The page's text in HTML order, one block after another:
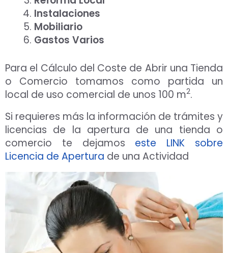
Instalaciones
Mobiliario
Gastos Varios
Para el Cálculo del Coste de Abrir una Tienda
o Comercio tomamos como partida un
local de uso comercial de unos 100 m2.
Si requieres más la información de trámites y
licencias de la apertura de una tienda o
comercio te dejamos este LINK sobre
Licencia de Apertura de una Actividad
Aceptar Política Privacidad *
Solicitar Asesoramiento